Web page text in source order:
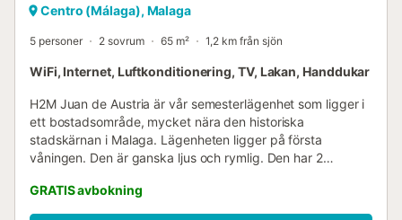
Centro (Málaga), Malaga
5 personer 2 sovrum 65 m² 1,2 km från sjön
WiFi, Internet, Luftkonditionering, TV, Lakan, Handdukar
H2M Juan de Austria är vår semesterlägenhet som ligger i
ett bostadsområde, mycket nära den historiska
stadskärnan i Malaga. Lägenheten ligger på första
våningen. Den är ganska ljus och rymlig. Den har 2
sovrum med två enkelsängar på 100 x 200 vardera. Det
finns en bäddsoffa i vardagsrummet. Maximal kapacitet
GRATIS avbokning